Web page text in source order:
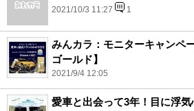
2021/10/3 11:27 1
みんカラ：モニターキャンペ
ゴールド】
2021/9/4 12:05
愛車と出会って3年！目に浮